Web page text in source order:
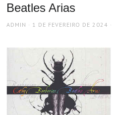
Beatles Arias
AUTHOR
ADMIN
POSTED
1 DE FEVEREIRO DE 2024